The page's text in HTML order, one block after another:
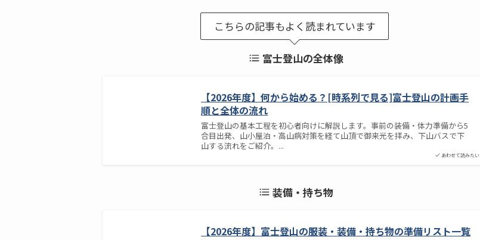
こちらの記事もよく読まれています
富士登山の全体像
あわせて読みたい
【2026年度】何から始める？[時系列で見る]富士登山の計画手
順と全体の流れ
富士登山の基本工程を初心者向けに解説します。事前の装備・体力準備から5
合目出発、山小屋泊・高山病対策を経て山頂で御来光を拝み、下山バスで下
山する流れをご紹介。...
装備・持ち物
【2026年度】富士登山の服装・装備・持ち物の準備リスト一覧